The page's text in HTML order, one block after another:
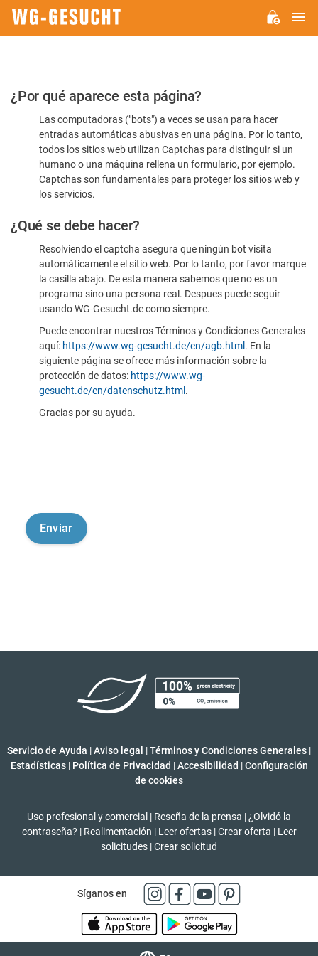
Por
favor,
confirme
humano
¿Por qué aparece esta página?
Las computadoras ("bots") a veces se usan para hacer
entradas automáticas abusivas en una página. Por lo tanto,
todos los sitios web utilizan Captchas para distinguir si un
humano o una máquina rellena un formulario, por ejemplo.
Captchas son fundamentales para proteger los sitios web y
los servicios.
¿Qué se debe hacer?
Resolviendo el captcha asegura que ningún bot visita
automáticamente el sitio web. Por lo tanto, por favor marque
la casilla abajo. De esta manera sabemos que no es un
programa sino una persona real. Despues puede seguir
usando WG-Gesucht.de como siempre.
Puede encontrar nuestros Términos y Condiciones Generales
aquí: https://www.wg-gesucht.de/en/agb.html . En la
siguiente página se ofrece más información sobre la
protección de datos: https://www.wg-
gesucht.de/en/datenschutz.html .
Gracias por su ayuda.
Servicio de Ayuda |Aviso legal |Términos y Condiciones Generales |
Estadísticas | Política de Privacidad | Accesibilidad | Configuración
de cookies
Uso profesional y comercial | Reseña de la prensa | ¿Olvidó la
contraseña? | Realimentación | Leer ofertas | Crear oferta | Leer
solicitudes |Crear solicitud
Síganos en